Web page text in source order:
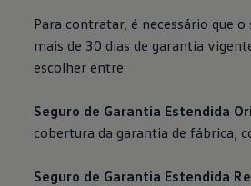
Para contratar, é necessário que o
mais de 30 dias de garantia
escolher entre:
Seguro de Garantia Estendida
cobertura da garantia de fábrica,
Seguro de Garantia Estendida